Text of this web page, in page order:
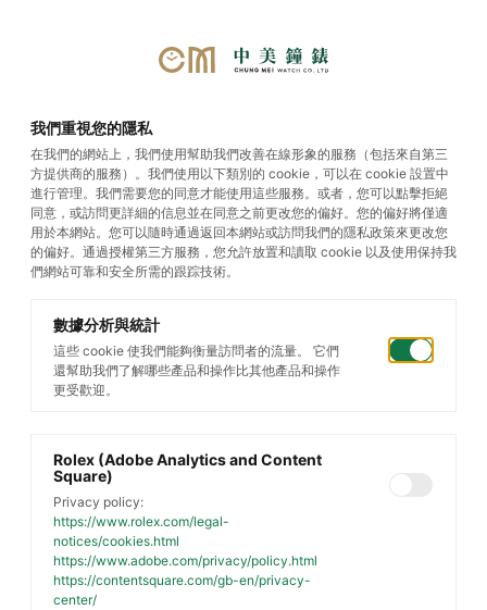
勞力士
我們重視您的隱私
在我們的網站上，我們使用幫助我們改善在線形象的服務（包括來自第三
方提供商的服務）。我們使用以下類別的 cookie，可以在 cookie 設置中
進行管理。我們需要您的同意才能使用這些服務。或者，您可以點擊拒絕
同意，或訪問更詳細的信息並在同意之前更改您的偏好。您的偏好將僅適
用於本網站。您可以隨時通過返回本網站或訪問我們的隱私政策來更改您
的偏好。通過授權第三方服務，您允許放置和讀取 cookie 以及使用保持我
們網站可靠和安全所需的跟踪技術。
數據分析與統計
這些 cookie 使我們能夠衡量訪問者的流量。 它們
還幫助我們了解哪些產品和操作比其他產品和操作
更受歡迎。
Rolex (Adobe Analytics and Content
Square)
Privacy policy:
https://www.rolex.com/legal-
notices/cookies.html
https://www.adobe.com/privacy/policy.html
https://contentsquare.com/gb-en/privacy-
center/